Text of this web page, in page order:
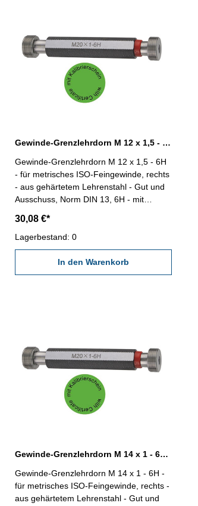
Gewinde-Grenzlehrdorn M 12 x 1,5 - 6H DIN 13
Gewinde-Grenzlehrdorn M 12 x 1,5 - 6H
- für metrisches ISO-Feingewinde, rechts
- aus gehärtetem Lehrenstahl - Gut und
Ausschuss, Norm DIN 13, 6H - mit
30,08 €*
Lagerbestand: 0
In den Warenkorb
Gewinde-Grenzlehrdorn M 14 x 1 - 6H DIN 13
Gewinde-Grenzlehrdorn M 14 x 1 - 6H -
für metrisches ISO-Feingewinde, rechts -
aus gehärtetem Lehrenstahl - Gut und